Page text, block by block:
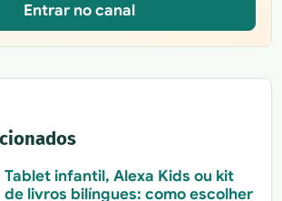
Entrar no canal
Tablet infantil, Alexa Kids ou kit
de livros bilíngues: como escolher